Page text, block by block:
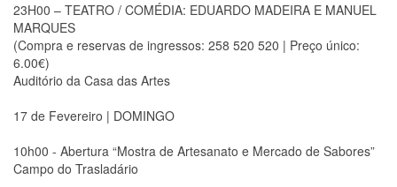
23H00 – TEATRO / COMÉDIA: EDUARDO MADEIRA E MANUEL
MARQUES
(Compra e reservas de ingressos: 258 520 520 | Preço único:
6.00€)
Auditório da Casa das Artes
17 de Fevereiro | DOMINGO
10h00 - Abertura “Mostra de Artesanato e Mercado de Sabores”
Campo do Trasladário